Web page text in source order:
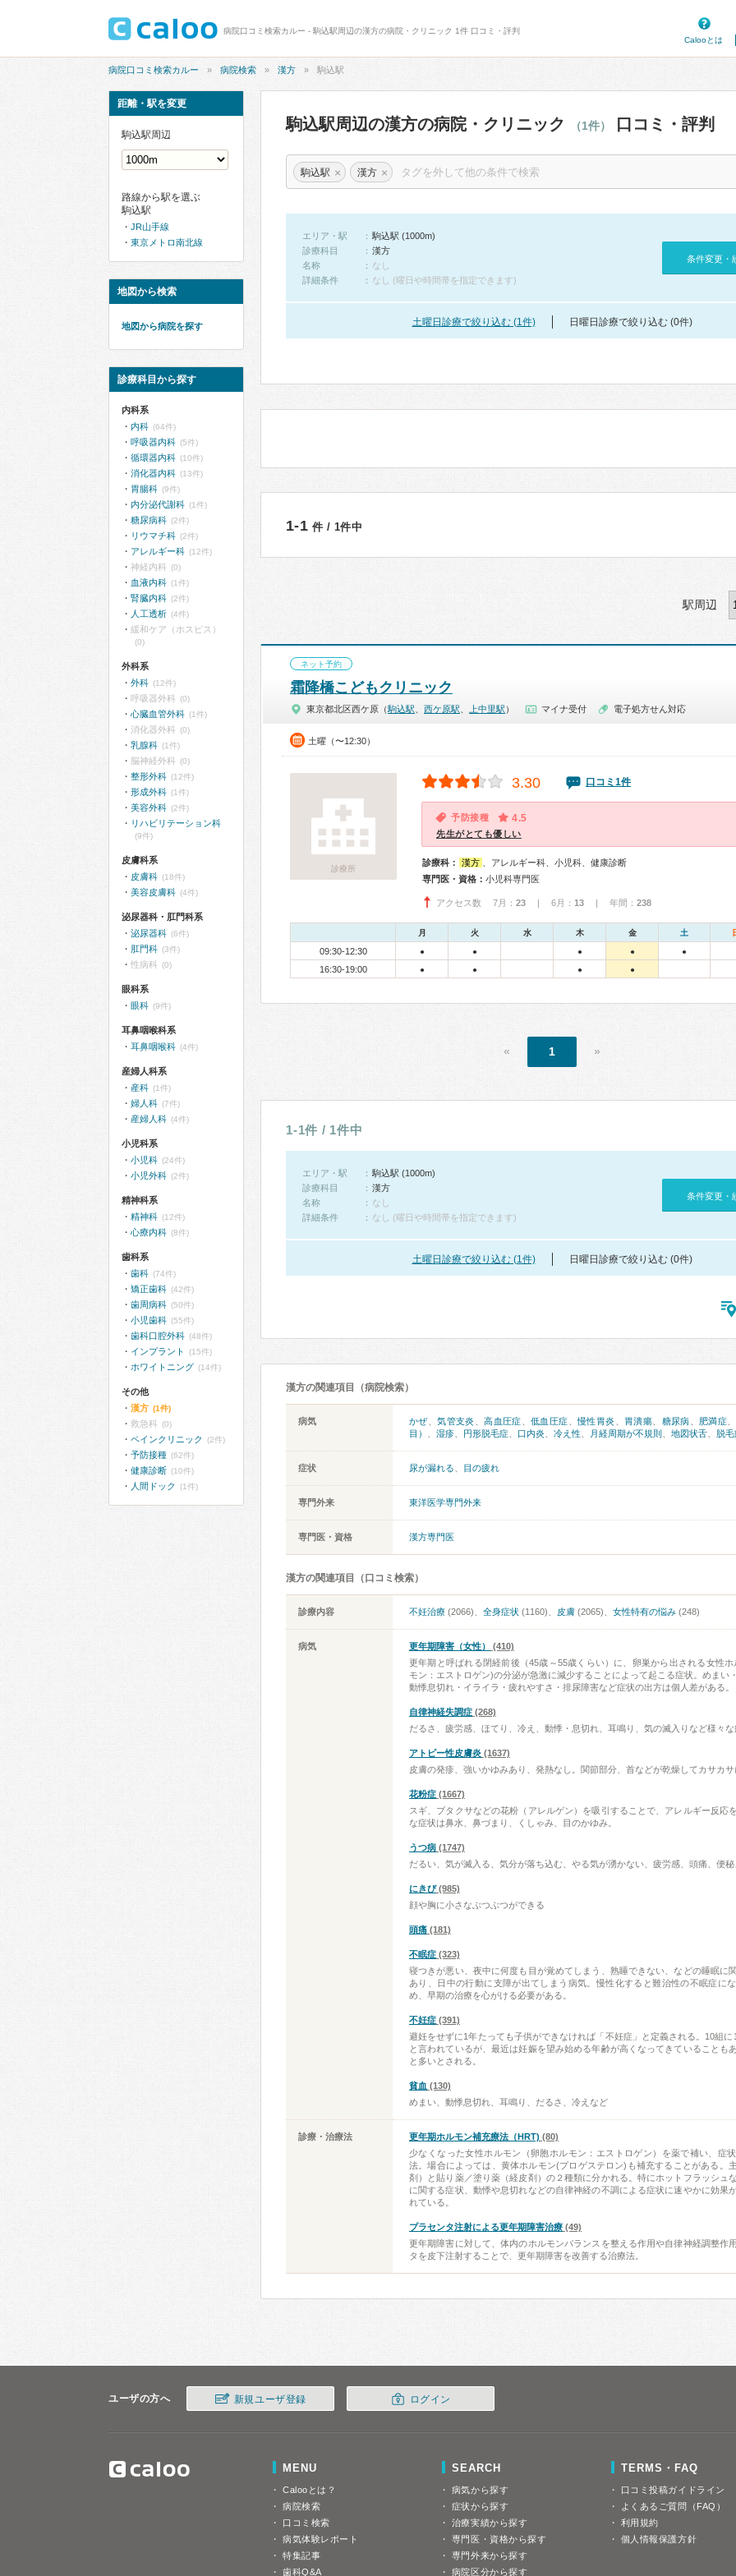
病院口コミ検索カルー - 駒込駅周辺の漢方の病院・クリニック 1件 口コミ・評判
Calooとは
病院口コミ検索カルー 病院検索 漢方 駒込駅
駒込駅周辺の漢方の病院・クリニック （1件） 口コミ・評判
駒込駅 × 漢方 ×
エリア・駅
駒込駅 (1000m)
診療科目
漢方
名称
なし
詳細条件
なし (曜日や時間帯を指定できます)
条件変更・
土曜日診療で絞り込む (1件) 日曜日診療で絞り込む (0件)
1-1 件 / 1件中
駅周辺
ネット予約
霜降橋こどもクリニック
東京都北区西ケ原（駒込駅 西ケ原駅 上中里駅 ） マイナ受付 電子処方せん対応
土曜（〜12:30）
診療所
3.30 口コミ1件
予防接種 4.5
先生がとても優しい
診療科： 漢方
、アレルギー科、小児科、健康診断
専門医・資格： 小児科専門医
アクセス数 7月： 23 | 6月： 13 | 年間： 238
月 火 水 木 金 土
09:30-12:30 ● ● ● ● ●
16:30-19:00 ● ● ● ●
« 1 »
1-1件 / 1件中
エリア・駅
駒込駅 (1000m)
診療科目
漢方
名称
なし
詳細条件
なし (曜日や時間帯を指定できます)
条件変更・
土曜日診療で絞り込む (1件) 日曜日診療で絞り込む (0件)
漢方の関連項目（病院検索）
病気 かぜ、気管支炎 、高血圧症 、低血圧症 、慢性胃炎 胃潰瘍 糖尿病 肥満症
目）
湿疹 円形脱毛症 口内炎 冷え性 月経周期が不規則 地図状舌 脱毛
症状 尿が漏れる 目の疲れ
専門外来 東洋医学専門外来
専門医・資格 漢方専門医
漢方の関連項目（口コミ検索）
診療内容 不妊治療 (2066)、 全身症状 (1160)、 皮膚 (2065)、 女性特有の悩み (248)
病気 更年期障害（女性）
(410)
更年期と呼ばれる閉経前後（45歳～55歳くらい）に、卵巣から出される女性
モン：エストロゲン)の分泌が急激に減少することによって起こる症状。めまい
動悸息切れ・イライラ・疲れやすさ・排尿障害など症状の出方は個人差がある。
自律神経失調症 (268)
だるさ、疲労感、ほてり、冷え、動悸・息切れ、耳鳴り、気の滅入りなど様々
アトピー性皮膚炎 (1637)
皮膚の発疹、強いかゆみあり、発熱なし。関節部分、首などが乾燥してカサカ
花粉症 (1667)
スギ、ブタクサなどの花粉（アレルゲン）を吸引することで、アレルギー反応
な症状は鼻水、鼻づまり、くしゃみ、目のかゆみ。
うつ病 (1747)
だるい、気が滅入る、気分が落ち込む、やる気が湧かない、疲労感、頭痛、便
にきび(985)
顔や胸に小さなぶつぶつができる
頭痛 (181)
不眠症 (323)
寝つきが悪い、夜中に何度も目が覚めてしまう、熟睡できない、などの睡眠に
あり、日中の行動に支障が出てしまう病気。慢性化すると難治性の不眠症に
め、早期の治療を心がける必要がある。
不妊症 (391)
避妊をせずに1年たっても子供ができなければ「不妊症」と定義される。10組に
と言われているが、最近は妊娠を望み始める年齢が高くなってきていることも
と多いとされる。
貧血 (130)
めまい、動悸息切れ、耳鳴り、だるさ、冷えなど
診療・治療法 更年期ホルモン補充療法（HRT) (80)
少なくなった女性ホルモン（卵胞ホルモン：エストロゲン）を薬で補い、症
法。場合によっては、黄体ホルモン(プロゲステロン)も補充することがある。
剤）と貼り薬／塗り薬（経皮剤）の２種類に分かれる。特にホットフラッシュ
に関する症状、動悸や息切れなどの自律神経の不調による症状に速やかに効果
れている。
プラセンタ注射による更年期障害治療 (49)
更年期障害に対して、体内のホルモンバランスを整える作用や自律神経調整作
タを皮下注射することで、更年期障害を改善する治療法。
距離・駅を変更
駒込駅周辺
路線から駅を選ぶ
駒込駅
JR山手線
東京メトロ南北線
地図から検索
地図から病院を探す
診療科目から探す
内科系
内科 (64件)
呼吸器内科 (5件)
循環器内科 (10件)
消化器内科 (13件)
胃腸科 (9件)
内分泌代謝科 (1件)
糖尿病科 (2件)
リウマチ科 (2件)
アレルギー科 (12件)
神経内科 (0)
血液内科 (1件)
腎臓内科 (2件)
人工透析 (4件)
緩和ケア（ホスピス）
(0)
外科系
外科 (12件)
呼吸器外科 (0)
心臓血管外科 (1件)
消化器外科 (0)
乳腺科 (1件)
脳神経外科 (0)
整形外科 (12件)
形成外科 (1件)
美容外科 (2件)
リハビリテーション科
(9件)
皮膚科系
皮膚科 (18件)
美容皮膚科 (4件)
泌尿器科・肛門科系
泌尿器科 (6件)
肛門科 (3件)
性病科 (0)
眼科系
眼科 (9件)
耳鼻咽喉科系
耳鼻咽喉科 (4件)
産婦人科系
産科 (1件)
婦人科 (7件)
産婦人科 (4件)
小児科系
小児科 (24件)
小児外科 (2件)
精神科系
精神科 (12件)
心療内科 (8件)
歯科系
歯科 (74件)
矯正歯科 (42件)
歯周病科 (50件)
小児歯科 (55件)
歯科口腔外科 (48件)
インプラント (15件)
ホワイトニング (14件)
その他
漢方 (1件)
救急科 (0)
ペインクリニック (2件)
予防接種 (62件)
健康診断 (10件)
人間ドック (1件)
ユーザの方へ 新規ユーザ登録 ログイン
MENU
Calooとは？
病院検索
口コミ検索
病気体験レポート
特集記事
歯科Q&A
SEARCH
病気から探す
症状から探す
治療実績から探す
専門医・資格から探す
専門外来から探す
病院区分から探す
TERMS・FAQ
口コミ投稿ガイドライン
よくあるご質問（FAQ）
利用規約
個人情報保護方針